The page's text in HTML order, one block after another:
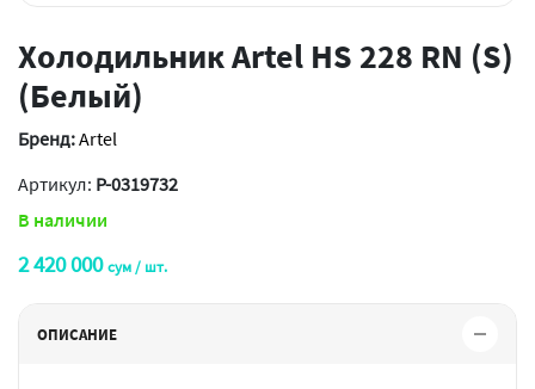
Холодильник Artel HS 228 RN (S)
(Белый)
Бренд:Artel
Артикул: P-0319732
В наличии
2 420 000сум / шт.
ОПИСАНИЕ